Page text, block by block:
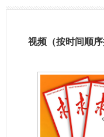
视频（按时间顺序